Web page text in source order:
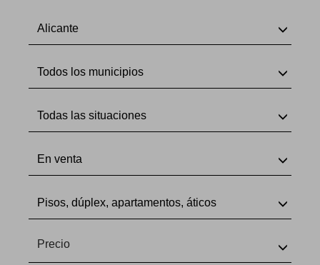
Alicante
Todos los municipios
Todas las situaciones
En venta
Pisos, dúplex, apartamentos, áticos
Precio